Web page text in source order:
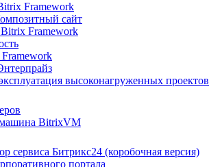
Framework
сайт
Framework
высоконагруженных проектов
BitrixVM
сервиса Битрикс24 (коробочная версия)
портала